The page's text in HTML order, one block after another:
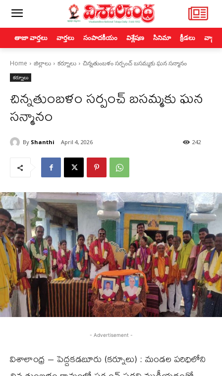
తాజా వార్తలు వార్తలు సంపాదకీయం విశ్లేషణ సినిమా క్రీడలు
Home జిల్లాలు కర్నూలు చిన్నతుంబళం సర్పంచ్ బసమ్మకు ఘన సన్మానం
కర్నూలు
చిన్నతుంబళం సర్పంచ్ బసమ్మకు ఘన
సన్మానం
By Shanthi April 4, 2026 242
- Advertisement -
విశాలాంధ్ర – పెద్దకడబూరు (కర్నూలు) : మండల పరిధిలోని